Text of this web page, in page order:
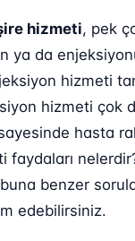
hizmeti, pek
ya da
hizmeti
hizmeti
hasta
benzer
edebilirsiniz.